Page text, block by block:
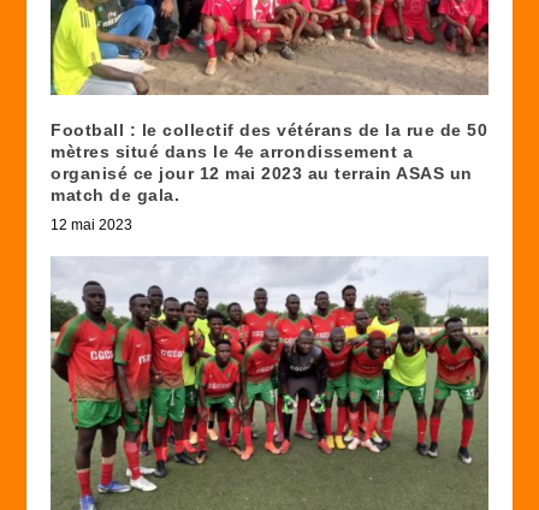
Football : le collectif des vétérans de la rue de 50
mètres situé dans le 4e arrondissement a
organisé ce jour 12 mai 2023 au terrain ASAS un
match de gala.
12 mai 2023